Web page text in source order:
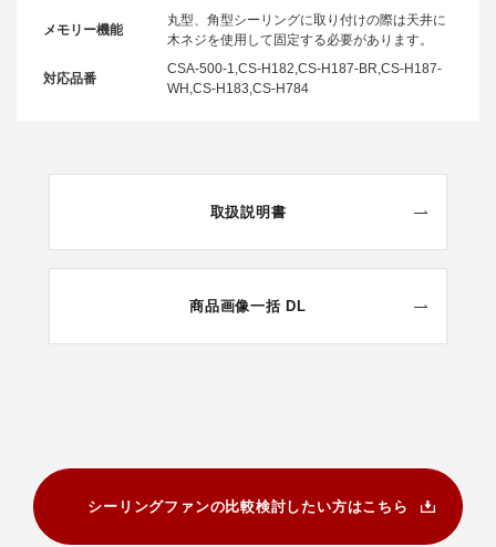
メモリー機能
丸型、角型シーリングに取り付けの際は天井に
木ネジを使用して固定する必要があります。
対応品番
CSA-500-1,CS-H182,CS-H187-BR,CS-H187-
WH,CS-H183,CS-H784
取扱説明書
商品画像一括 DL
シーリングファンの比較検討したい方はこちら